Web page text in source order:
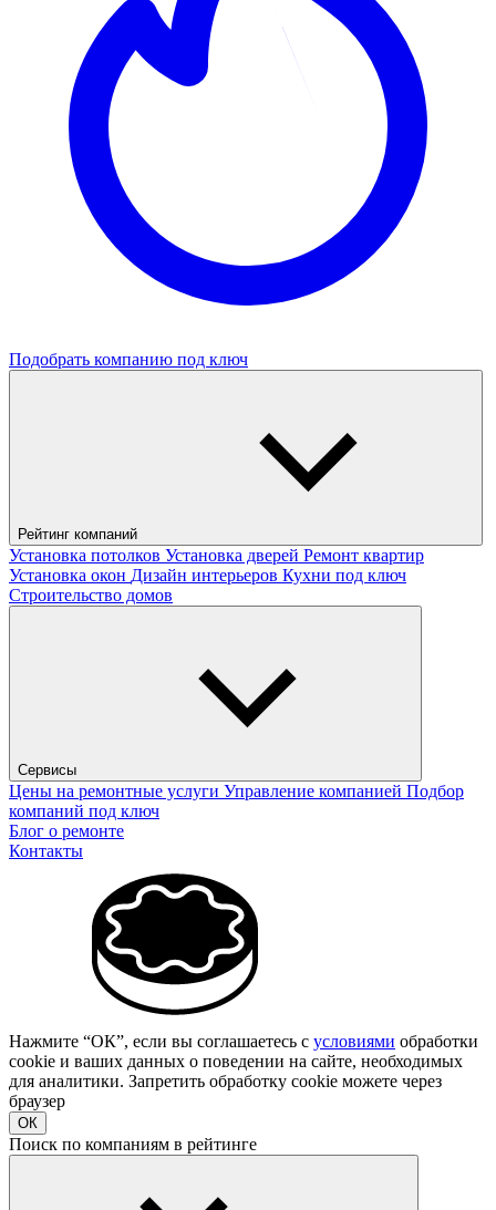
Подобрать компанию под ключ
Рейтинг компаний
Установка потолков Установка дверей Ремонт квартир
Установка окон Дизайн интерьеров Кухни под ключ
Строительство домов
Сервисы
Цены на ремонтные услуги Управление компанией Подбор
компаний под ключ
Блог о ремонте
Контакты
Нажмите “ОК”, если вы соглашаетесь с условиями обработки
cookie и ваших данных о поведении на сайте, необходимых
для аналитики. Запретить обработку cookie можете через
браузер
ОК
Поиск по компаниям в рейтинге